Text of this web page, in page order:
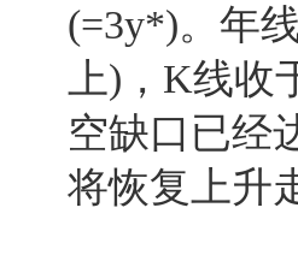
(=3y*)。年
上)，K线
空缺口已经
将恢复上升